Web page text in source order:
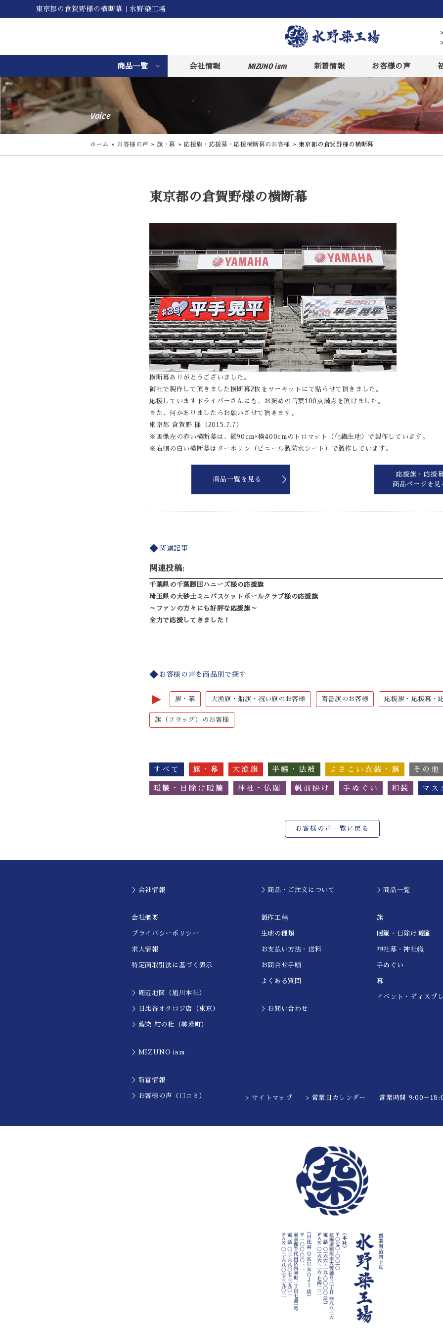
東京都の倉賀野様の横断幕｜水野染工場
商品一覧 会社情報 MIZUNO ism 新着情報 お客様の声
Voice
ホーム » お客様の声 » 旗・幕 »応援旗・応援幕・応援横断幕のお客様 »東京都の倉賀野様の横断幕
東京都の倉賀野様の横断幕
横断幕ありがとうございました。
御社で製作して頂きました横断幕2枚をサーキットにて貼らせて頂きました。
応援していますドライバーさんにも、お褒めの言葉100点満点を頂けました。
また、何かありましたらお願いさせて頂きます。
東京都 倉賀野 様（2015.7.7）
※画像左の赤い横断幕は、縦90cm×横400cmのトロマット（化繊生地）で製作しています。
※右側の白い横断幕はターポリン（ビニール製防水シート）で製作しています。
商品一覧を見る
応援旗・応援
商品ページを見
関連記事
関連投稿:
千葉県の千葉勝田ハニーズ様の応援旗
埼玉県の大砂土ミニバスケットボールクラブ様の応援旗
～ファンの方々にも好評な応援旗～
全力で応援してきました！
お客様の声を商品別で探す
► 旗・幕 大漁旗・船旗・祝い旗のお客様 寄書旗のお客様 応援旗・応援幕・
旗（フラッグ）のお客様
すべて 旗・幕 大漁旗 半纏・法被 よさこい衣装・旗 その他
暖簾・日除け暖簾 神社・仏閣 帆前掛け 手ぬぐい 和装 マス
お客様の声一覧に戻る
＞会社情報
会社概要
プライバシーポリシー
求人情報
特定商取引法に基づく表示
＞周辺地図（旭川本社）
＞日比谷オクロジ店（東京）
＞藍染 結の杜（美瑛町）
＞MIZUNO ism
＞新着情報
＞お客様の声（口コミ）
＞商品・ご注文について
製作工程
生地の種類
お支払い方法・送料
お問合せ手順
よくある質問
＞お問い合わせ
＞商品一覧
旗
暖簾・日除け暖簾
神社幕・神社幟
手ぬぐい
幕
イベント・ディスプ
> サイトマップ > 営業日カレンダー 営業時間 9:00～